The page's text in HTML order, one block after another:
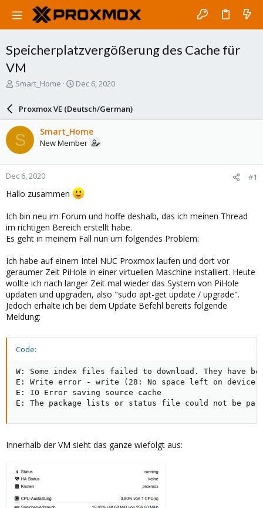
Speicherplatzvergößerung des Cache für
VM
T
a
d
s
t
a
r
t
e
Smart_Home
S
r
d
a
e
Dec 6, 2020
Proxmox VE (Deutsch/German)
S Smart_Home
New Member
Dec 6, 2020 #1
Hallo zusammen
Ich bin neu im Forum und hoffe deshalb, das ich meinen Thread
im richtigen Bereich erstellt habe.
Es geht in meinem Fall nun um folgendes Problem:
Ich habe auf einem Intel NUC Proxmox laufen und dort vor
geraumer Zeit PiHole in einer virtuellen Maschine installiert. Heute
wollte ich nach langer Zeit mal wieder das System von PiHole
updaten und upgraden, also "sudo apt-get update / upgrade".
Jedoch erhalte ich bei dem Update Befehl bereits folgende
Meldung:
Code:
W: Some index files failed to download. They have
E: Write error - write (28: No space left on device)
E: IO Error saving source cache
E: The package lists or status file could not be
Innerhalb der VM sieht das ganze wiefolgt aus: